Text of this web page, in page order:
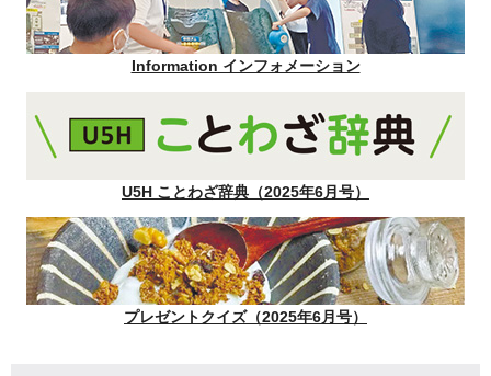
Information インフォメーション
U5H ことわざ辞典（2025年6月号）
プレゼントクイズ（2025年6月号）